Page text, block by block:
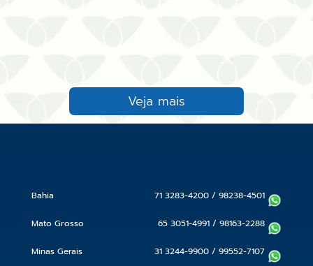
Veja mais
Bahia 71 3283-4200 /98238-4501
Mato Grosso 65 3051-4991 /98163-2288
Minas Gerais 31 3244-9900 /99552-7107